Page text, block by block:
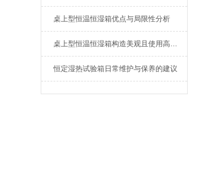
桌上型恒温恒湿箱优点与局限性分析
桌上型恒温恒湿箱构造美观且使用高效安全
恒定湿热试验箱日常维护与保养的建议